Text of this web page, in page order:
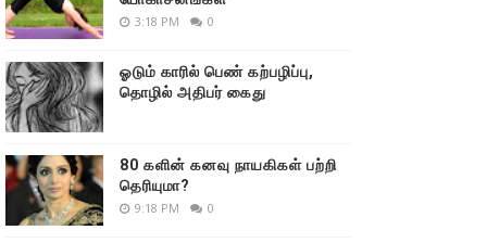
3:18 PM 0
ஓடும் காரில் பெண் கற்பழிப்பு,
தொழில் அதிபர் கைது
80 களின் கனவு நாயகிகள் பற்றி
தெரியுமா?
9:18 PM 0